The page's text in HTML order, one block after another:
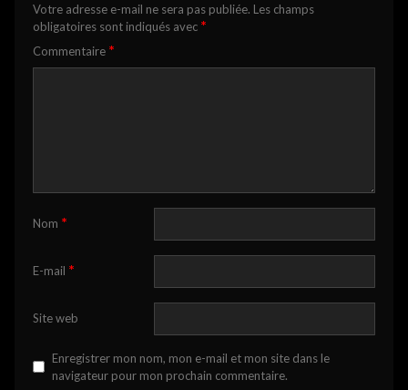
Votre adresse e-mail ne sera pas publiée. Les champs
obligatoires sont indiqués avec *
Commentaire *
Nom *
E-mail *
Site web
Enregistrer mon nom, mon e-mail et mon site dans le
navigateur pour mon prochain commentaire.